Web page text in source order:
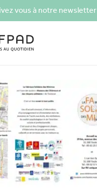
vous à notre newsletter